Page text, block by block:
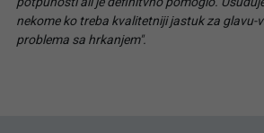
nekome ko treba kvalitetniji jastuk za glavu-
problema sa hrkanjem".